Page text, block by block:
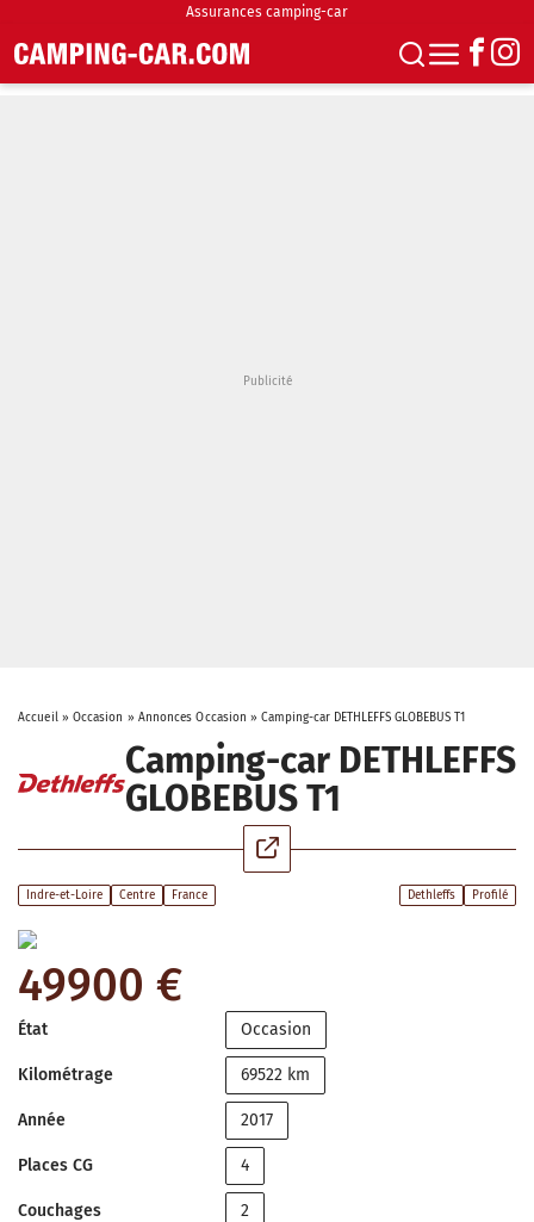
Assurances camping-car
Accueil» Occasion » Annonces Occasion »Camping-car DETHLEFFS GLOBEBUS T1
Camping-car DETHLEFFS
GLOBEBUS T1
Indre-et-Loire Centre France Dethleffs Profilé
49900 €
État Occasion
Kilométrage 69522 km
Année 2017
Places CG 4
Couchages 2